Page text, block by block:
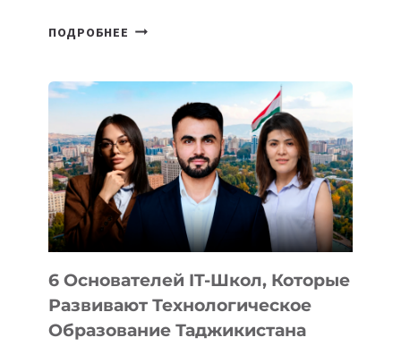
ПОДРОБНЕЕ СТАЛИ
ВНЕШНЕГО
ВИДА
НОВОГО
УСТРОЙСТВА
ОТ
OPENAI
6 Основателей IT-Школ, Которые
Развивают Технологическое
Образование Таджикистана